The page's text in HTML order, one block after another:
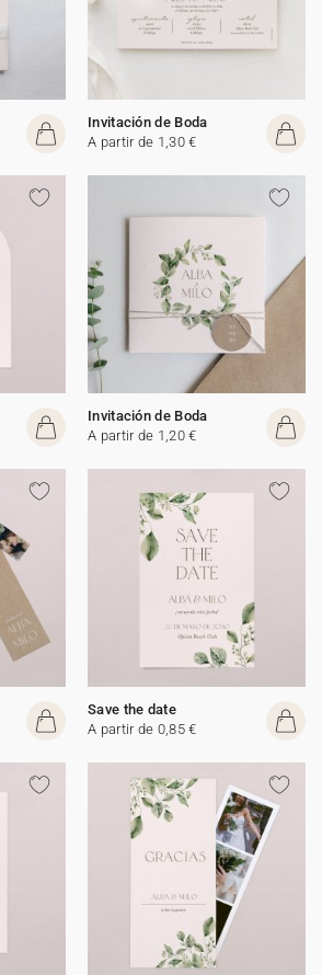
Invitación de Boda
A partir de 1,30 €
Invitación de Boda
A partir de 1,20 €
Save the date
A partir de 0,85 €